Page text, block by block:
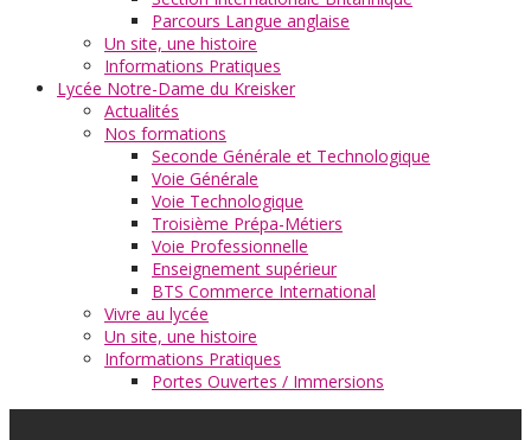
Parcours Langue anglaise
Un site, une histoire
Informations Pratiques
Lycée Notre-Dame du Kreisker
Actualités
Nos formations
Seconde Générale et Technologique
Voie Générale
Voie Technologique
Troisième Prépa-Métiers
Voie Professionnelle
Enseignement supérieur
BTS Commerce International
Vivre au lycée
Un site, une histoire
Informations Pratiques
Portes Ouvertes / Immersions